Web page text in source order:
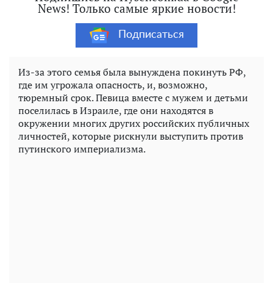
News! Только самые яркие новости!
Подписаться
Из-за этого семья была вынуждена покинуть РФ,
где им угрожала опасность, и, возможно,
тюремный срок. Певица вместе с мужем и детьми
поселилась в Израиле, где они находятся в
окружении многих других российских публичных
личностей, которые рискнули выступить против
путинского империализма.